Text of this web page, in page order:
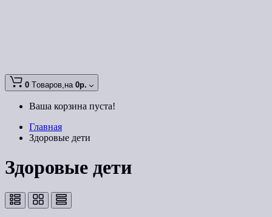
0 Tоваров,на 0р.
Ваша корзина пуста!
Главная
Здоровые дети
Здоровые дети